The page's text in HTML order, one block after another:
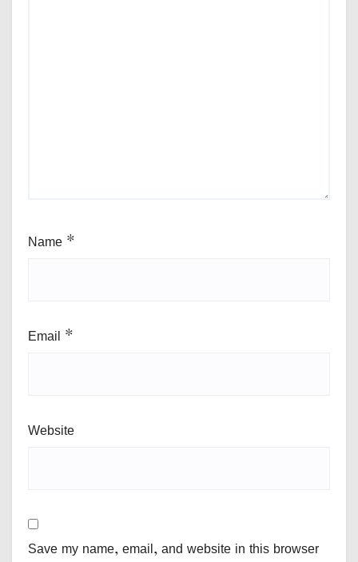
Name *
Email *
Website
Save my name, email, and website in this browser